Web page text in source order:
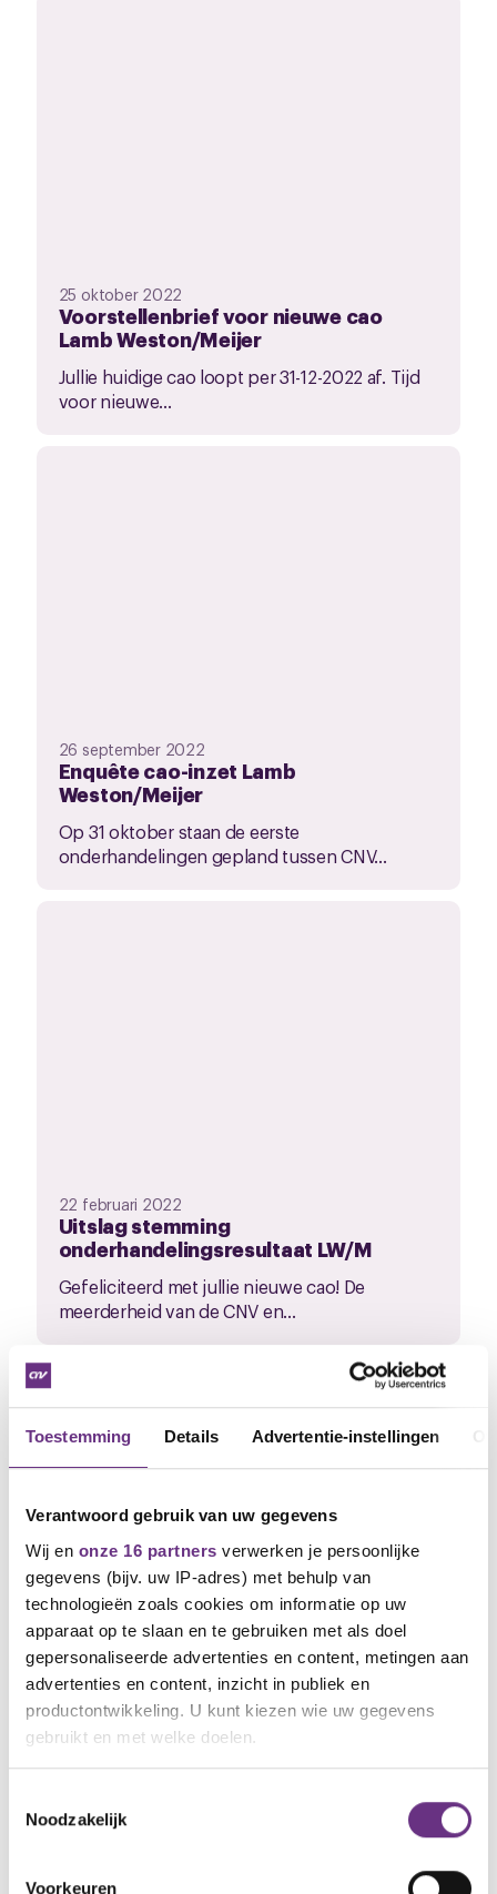
Toestemming Details Advertentie-instellingen
Verantwoord gebruik van uw gegevens
Wij en onze 16 partners verwerken je persoonlijke
gegevens (bijv. uw IP-adres) met behulp van
technologieën zoals cookies om informatie op uw
apparaat op te slaan en te gebruiken met als doel
gepersonaliseerde advertenties en content, metingen aan
advertenties en content, inzicht in publiek en
productontwikkeling. U kunt kiezen wie uw gegevens
gebruikt en met welke doelen.
Informatie verzamelen over uw geografische
Uw apparaat identificeren door het actief te
Noodzakelijk
Voorkeuren
25 oktober 2022
Voorstellenbrief voor nieuwe cao
Lamb Weston/Meijer
Jullie huidige cao loopt per 31-12-2022 af. Tijd
voor nieuwe...
26 september 2022
Enquête cao-inzet Lamb
Weston/Meijer
Op 31 oktober staan de eerste
onderhandelingen gepland tussen CNV...
22 februari 2022
Uitslag stemming
onderhandelingsresultaat LW/M
Gefeliciteerd met jullie nieuwe cao! De
meerderheid van de CNV en...
16 februari 2022
Herinnering: Breng je stem uit over cao
resultaat LW/M
Tot donderdag 17 februari 18.00 uur kun je
jouw stem uitbrengen...